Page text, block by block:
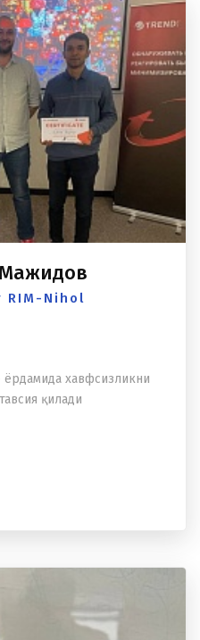
RIM-Nihol
ёрдамида xавфсизликни
қилади